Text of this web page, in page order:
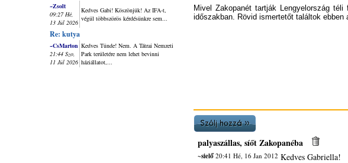
~Zsolt
09:27 Hé,
13 Júl 2026
Kedves Gabi! Köszönjük! Az IFA-t,
végül többszörös kérdésünkre sem...
Re: kutya
~CsMarton
21:44 Szo,
11 Júl 2026
Kedves Tünde! Nem. A Tátrai Nemzeti
Park területére nem lehet bevinni
háziállatot,...
Mivel Zakopanét tartják Lengyelország
időszakban. Rövid ismertetőt találtok ebben
palyaszállas, síőt Zakopanéba
~sielő20:41 Hé, 16 Jan 2012 Kedves Gabriella!